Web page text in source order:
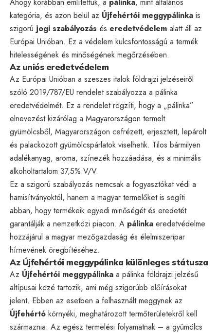
kategória, és azon belül az Újfehértói meggypálinka is
szigorú jogi szabályozás és eredetvédelem alatt áll az
Európai Unióban. Ez a védelem kulcsfontosságú a termék
hitelességének és minőségének megőrzésében.
Az uniós eredetvédelem
Az Európai Unióban a szeszes italok földrajzi jelzéseiről
szóló 2019/787/EU rendelet szabályozza a pálinka
eredetvédelmét. Ez a rendelet rögzíti, hogy a „pálinka”
elnevezést kizárólag a Magyarországon termelt
gyümölcsből, Magyarországon cefrézett, erjesztett, lepárolt
és palackozott gyümölcspárlatok viselhetik. Tilos bármilyen
adalékanyag, aroma, színezék hozzáadása, és a minimális
alkoholtartalom 37,5% V/V.
Ez a szigorú szabályozás nemcsak a fogyasztókat védi a
hamisítványoktól, hanem a magyar termelőket is segíti
abban, hogy termékeik egyedi minőségét és eredetét
garantálják a nemzetközi piacon. A pálinka eredetvédelme
hozzájárul a magyar mezőgazdaság és élelmiszeripar
hírnevének öregbítéséhez.
Az Újfehértói meggypálinka különleges státusza
Az Újfehértói meggypálinka a pálinka földrajzi jelzésű
altípusai közé tartozik, ami még szigorúbb előírásokat
jelent. Ebben az esetben a felhasznált meggynek az
Újfehértó környéki, meghatározott termőterületekről kell
származnia. Az egész termelési folyamatnak – a gyümölcs